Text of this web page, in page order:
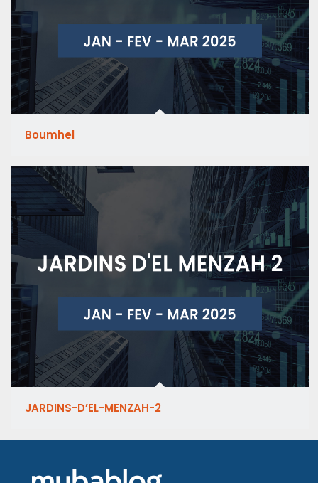
Boumhel
JARDINS-D’EL-MENZAH-2